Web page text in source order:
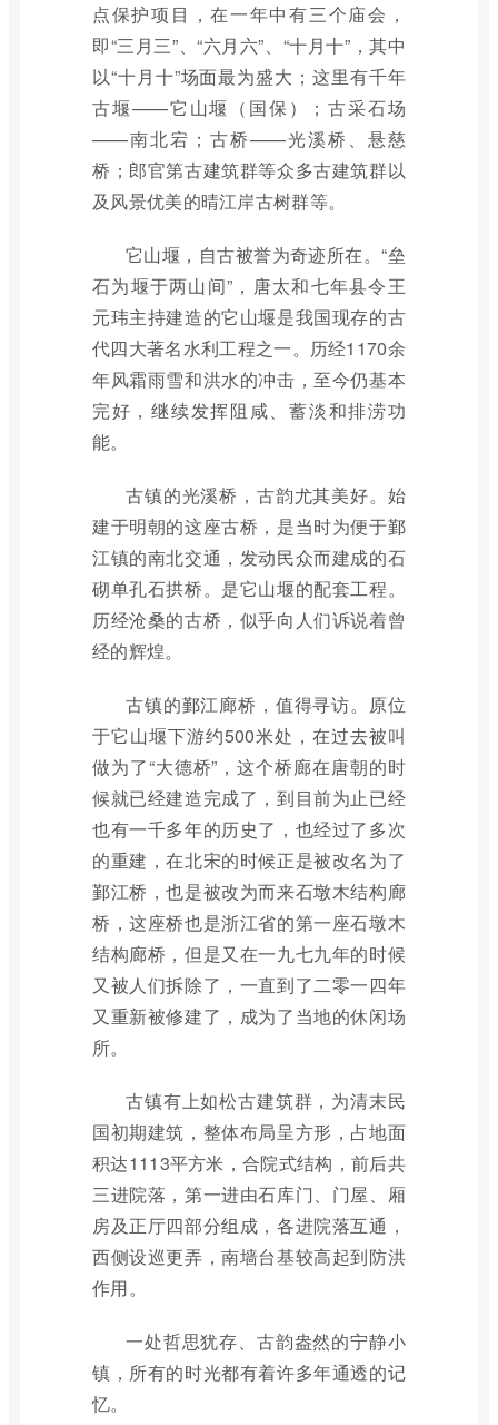
点保护项目，在一年中有三个庙会，
即“三月三”、“六月六”、“十月十”，其中
以“十月十”场面最为盛大；这里有千年
古堰——它山堰（国保）；古采石场
——南北宕；古桥——光溪桥、悬慈
桥；郎官第古建筑群等众多古建筑群以
及风景优美的晴江岸古树群等。
它山堰，自古被誉为奇迹所在。“垒
石为堰于两山间”，唐太和七年县令王
元玮主持建造的它山堰是我国现存的古
代四大著名水利工程之一。历经1170余
年风霜雨雪和洪水的冲击，至今仍基本
完好，继续发挥阻咸、蓄淡和排涝功
能。
古镇的光溪桥，古韵尤其美好。始
建于明朝的这座古桥，是当时为便于鄞
江镇的南北交通，发动民众而建成的石
砌单孔石拱桥。是它山堰的配套工程。
历经沧桑的古桥，似乎向人们诉说着曾
经的辉煌。
古镇的鄞江廊桥，值得寻访。原位
于它山堰下游约500米处，在过去被叫
做为了“大德桥”，这个桥廊在唐朝的时
候就已经建造完成了，到目前为止已经
也有一千多年的历史了，也经过了多次
的重建，在北宋的时候正是被改名为了
鄞江桥，也是被改为而来石墩木结构廊
桥，这座桥也是浙江省的第一座石墩木
结构廊桥，但是又在一九七九年的时候
又被人们拆除了，一直到了二零一四年
又重新被修建了，成为了当地的休闲场
所。
古镇有上如松古建筑群，为清末民
国初期建筑，整体布局呈方形，占地面
积达1113平方米，合院式结构，前后共
三进院落，第一进由石库门、门屋、厢
房及正厅四部分组成，各进院落互通，
西侧设巡更弄，南墙台基较高起到防洪
作用。
一处哲思犹存、古韵盎然的宁静小
镇，所有的时光都有着许多年通透的记
忆。